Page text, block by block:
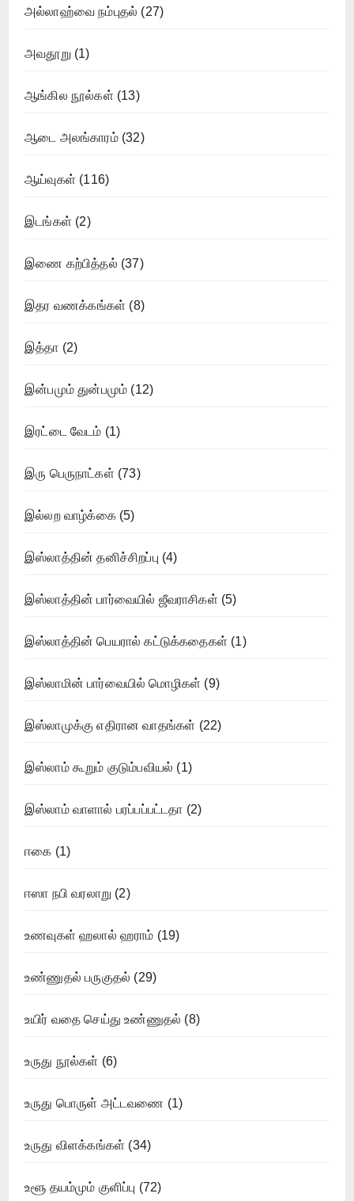
அல்லாஹ்வை நம்புதல் (27)
அவதூறு (1)
ஆங்கில நூல்கள் (13)
ஆடை அலங்காரம்(32)
ஆய்வுகள் (116)
இடங்கள் (2)
இணை கற்பித்தல் (37)
இதர வணக்கங்கள் (8)
இத்தா (2)
இன்பமும் துன்பமும் (12)
இரட்டை வேடம் (1)
இரு பெருநாட்கள் (73)
இல்லற வாழ்க்கை(5)
இஸ்லாத்தின் தனிச்சிறப்பு (4)
இஸ்லாத்தின் பார்வையில் ஜீவராசிகள் (5)
இஸ்லாத்தின் பெயரால் கட்டுக்கதைகள் (1)
இஸ்லாமின் பார்வையில் மொழிகள் (9)
இஸ்லாமுக்கு எதிரான வாதங்கள் (22)
இஸ்லாம் கூறும் குடும்பவியல் (1)
இஸ்லாம் வாளால் பரப்பப்பட்டதா (2)
ஈகை (1)
ஈஸா நபி வரலாறு (2)
உணவுகள் ஹலால் ஹராம் (19)
உண்ணுதல் பருகுதல் (29)
உயிர் வதை செய்து உண்ணுதல் (8)
உருது நூல்கள் (6)
உருது பொருள் அட்டவணை (1)
உருது விளக்கங்கள் (34)
உளூ தயம்மும் குளிப்பு (72)